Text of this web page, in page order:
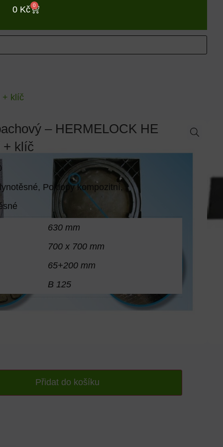
0 Kč 0
+ klíč
– HERMELOCK HE
+ klíč
, Poklopy kompozitní ,
630 mm
700 x 700 mm
65+200 mm
B 125
Přidat do košíku